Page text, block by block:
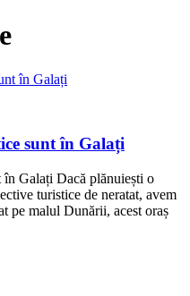
sunt în Galați
în Galați Dacă plănuiești o
turistice de neratat, avem
pe malul Dunării, acest oraș